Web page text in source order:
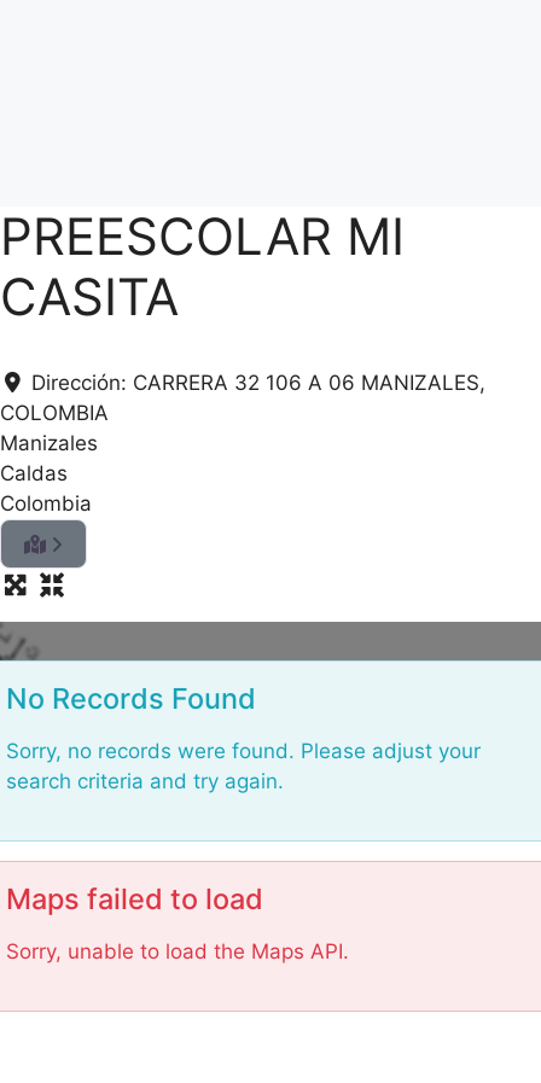
PREESCOLAR MI
CASITA
Dirección: CARRERA 32 106 A 06 MANIZALES,
COLOMBIA
Manizales
Caldas
Colombia
a
No Records Found
Sorry, no records were found. Please adjust your
search criteria and try again.
Maps failed to load
Sorry, unable to load the Maps API.